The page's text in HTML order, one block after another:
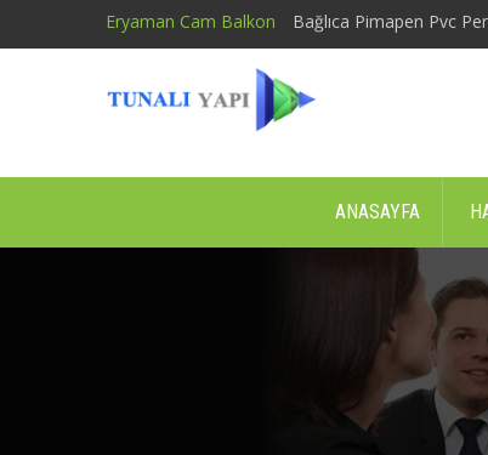
Eryaman Cam Balkon Bağlıca Pimapen Pvc
ANASAYFA